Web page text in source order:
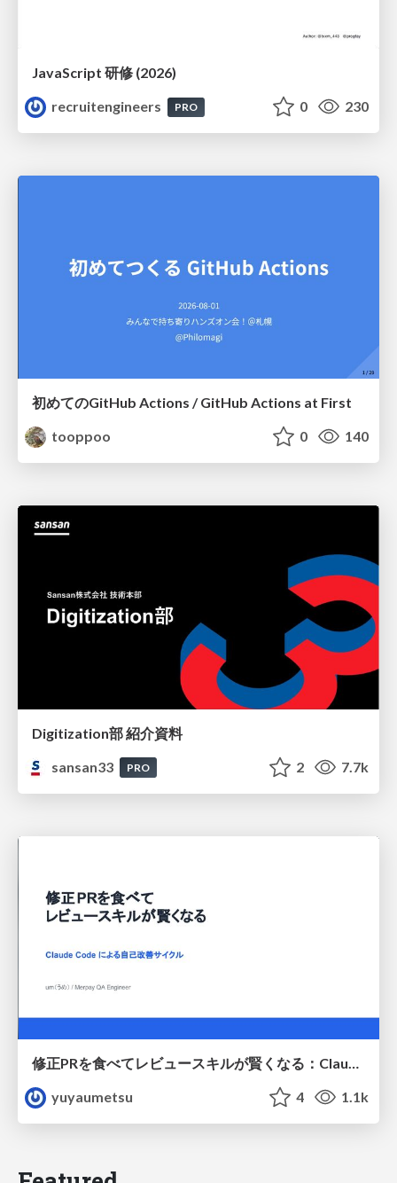
JavaScript 研修 (2026)
recruitengineers
PRO 0 230
初めてのGitHub Actions / GitHub Actions at First
tooppoo
0 140
Digitization部 紹介資料
sansan33
PRO 2 7.7k
修正PRを食べてレビュースキルが賢くなる：Claude Codeによる自己改善サイクル
yuyaumetsu
4 1.1k